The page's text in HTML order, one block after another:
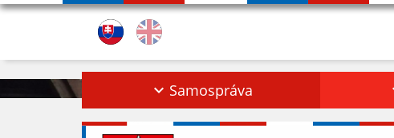
Samospráva